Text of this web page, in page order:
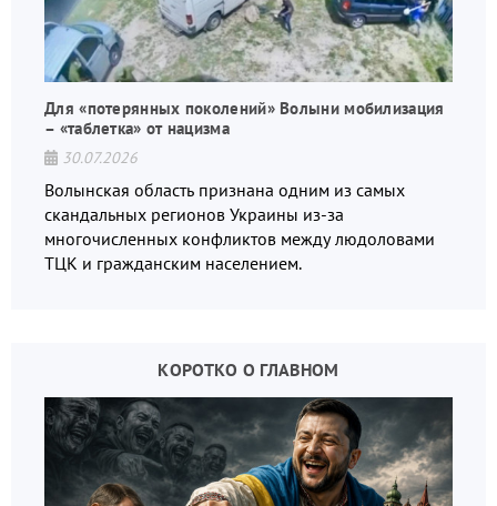
Для «потерянных поколений» Волыни мобилизация
– «таблетка» от нацизма
30.07.2026
Волынская область признана одним из самых
скандальных регионов Украины из-за
многочисленных конфликтов между людоловами
ТЦК и гражданским населением.
КОРОТКО О ГЛАВНОМ